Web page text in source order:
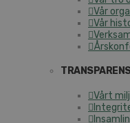
Vår
Vår
Vårt